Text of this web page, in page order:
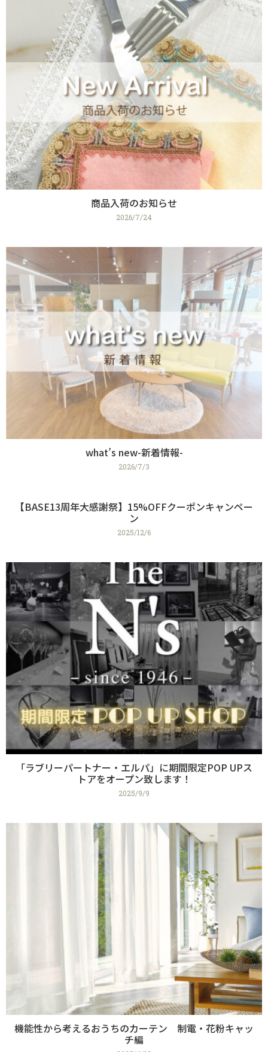
商品入荷のお知らせ
2026/7/24
what’s new-新着情報-
2026/7/3
【BASE13周年大感謝祭】15%OFFクーポンキャンペー
ン
2025/12/6
「ラブリーパートナー・エルパ」に期間限定POP UPス
トアをオープン致します！
2025/9/9
機能性から考えるおうちのカーテン 制電・花粉キャッ
チ編